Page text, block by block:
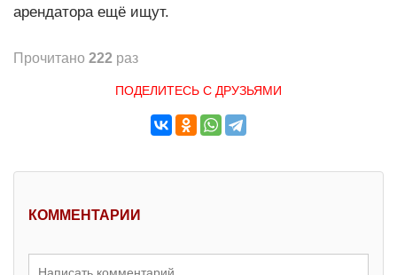
арендатора ещё ищут.
Прочитано 222 раз
ПОДЕЛИТЕСЬ С ДРУЗЬЯМИ
КОММЕНТАРИИ